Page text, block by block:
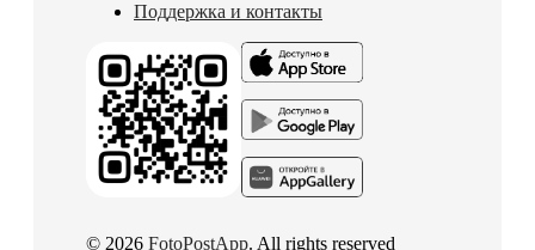
Поддержка и контакты
© 2026 FotoPostApp. All rights reserved